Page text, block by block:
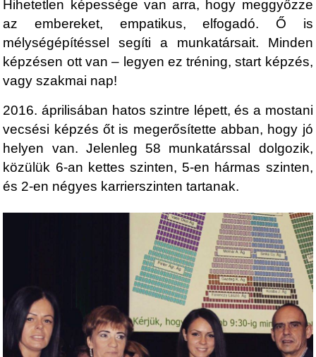
Hihetetlen képessége van arra, hogy meggyőzze
az embereket, empatikus, elfogadó. Ő is
mélységépítéssel segíti a munkatársait. Minden
képzésen ott van – legyen ez tréning, start képzés,
vagy szakmai nap!
2016. áprilisában hatos szintre lépett, és a mostani
vecsési képzés őt is megerősítette abban, hogy jó
helyen van. Jelenleg 58 munkatárssal dolgozik,
közülük 6-an kettes szinten, 5-en hármas szinten,
és 2-en négyes karrierszinten tartanak.